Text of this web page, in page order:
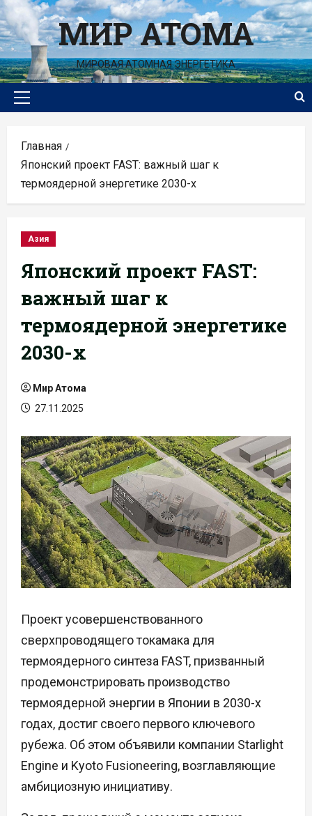
Перейти
к
содержимомуМИР АТОМА
МИРОВАЯ АТОМНАЯ ЭНЕРГЕТИКА
Основное
Главная
Японский проект FAST: важный шаг к
термоядерной энергетике 2030-х
Азия
Японский проект FAST:
важный шаг к
термоядерной энергетике
2030-х
Мир Атома
27.11.2025
Проект усовершенствованного
сверхпроводящего токамака для
термоядерного синтеза FAST, призванный
продемонстрировать производство
термоядерной энергии в Японии в 2030-х
годах, достиг своего первого ключевого
рубежа. Об этом объявили компании Starlight
Engine и Kyoto Fusioneering, возглавляющие
амбициозную инициативу.